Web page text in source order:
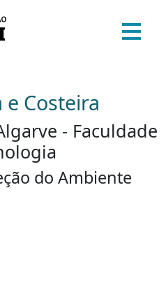
Costeira
- Faculdade
do Ambiente